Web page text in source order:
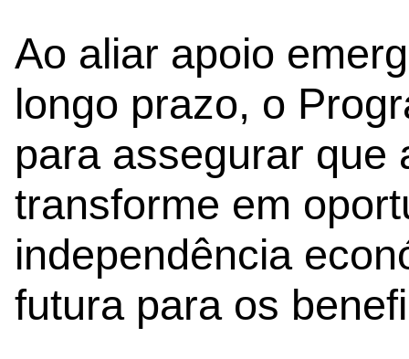
Ao aliar apoio
longo prazo, o
para assegurar que
transforme em
independência
futura para os